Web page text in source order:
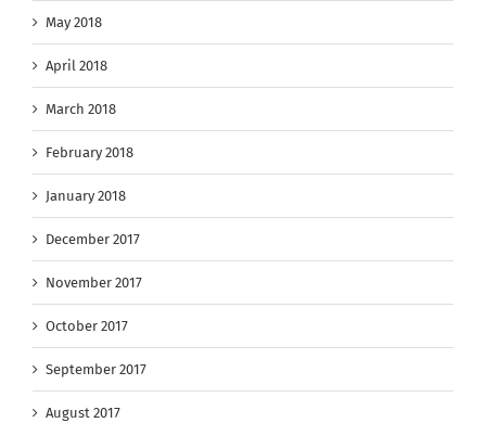
May 2018
April 2018
March 2018
February 2018
January 2018
December 2017
November 2017
October 2017
September 2017
August 2017